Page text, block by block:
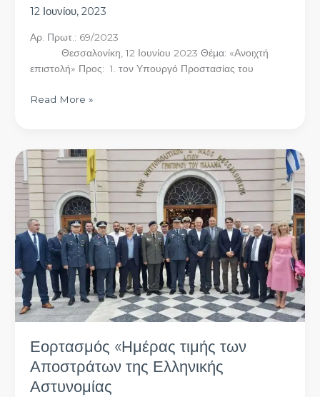
12 Ιουνίου, 2023
Αρ. Πρωτ.: 69/2023
Θεσσαλονίκη, 12 Ιουνίου 2023 Θέμα: «Ανοιχτή
επιστολή» Προς: 1. τον Υπουργό Προστασίας του
Read More »
Εορτασμός «Ημέρας τιμής των
Αποστράτων της Ελληνικής
Αστυνομίας
Εορτασμός
«Ημέρας
τιμής
των
Αποστράτων
της
Ελληνικής
Αστυνομίας